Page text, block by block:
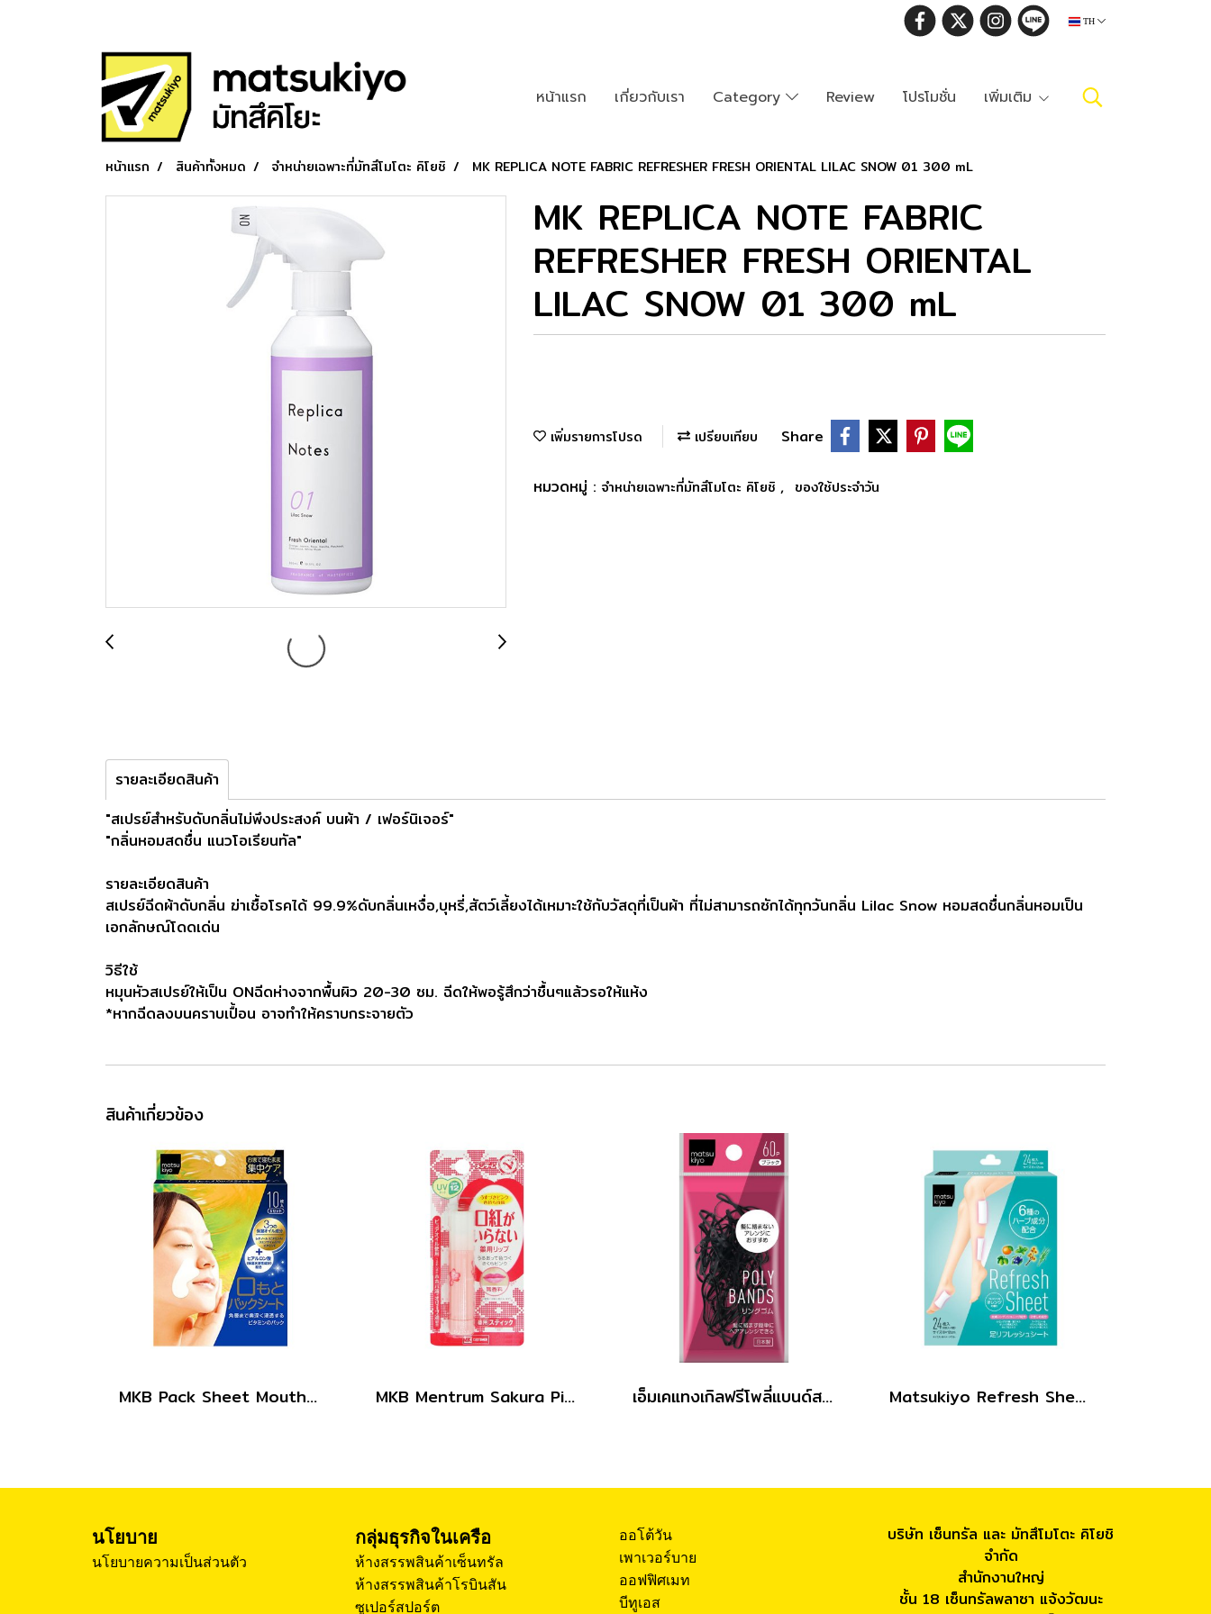
TH
หน้าแรก เกี่ยวกับเรา Category Review โปรโมชั่น เพิ่มเติม
หน้าแรก สินค้าทั้งหมด จำหน่ายเฉพาะที่มัทสึโมโตะ คิโยชิ MK REPLICA NOTE FABRIC REFRESHER FRESH ORIENTAL LILAC SNOW 01 300 mL
MK REPLICA NOTE FABRIC
REFRESHER FRESH ORIENTAL
LILAC SNOW 01 300 mL
เพิ่มรายการโปรด เปรียบเทียบ Share
หมวดหมู่ : จำหน่ายเฉพาะที่มัทสึโมโตะ คิโยชิ , ของใช้ประจำวัน
รายละเอียดสินค้า
"สเปรย์สำหรับดับกลิ่นไม่พึงประสงค์ บนผ้า / เฟอร์นิเจอร์"
"กลิ่นหอมสดชื่น แนวโอเรียนทัล"
รายละเอียดสินค้า
สเปรย์ฉีดผ้าดับกลิ่น ฆ่าเชื้อโรคได้ 99.9%ดับกลิ่นเหงื่อ,บุหรี่,สัตว์เลี้ยงได้เหมาะใช้กับวัสดุที่เป็นผ้า ที่ไม่สามารถซักได้ทุกวันกลิ่น Lilac Snow หอมสดชื่นกลิ่นหอมเป็น
เอกลักษณ์โดดเด่น
วิธีใช้
หมุนหัวสเปรย์ให้เป็น ONฉีดห่างจากพื้นผิว 20-30 ซม. ฉีดให้พอรู้สึกว่าชื้นๆแล้วรอให้แห้ง
*หากฉีดลงบนคราบเปื้อน อาจทำให้คราบกระจายตัว
สินค้าเกี่ยวข้อง
MKB Pack Sheet Mouth 10sheets MKB Mentrum Sakura Pink Lip SPF12 3.5g. เอ็มเคแทงเกิลฟรีโพลี่แบนด์สแบล็ค 60ชิ้น Matsukiyo Refresh Sheet 24pcs.
นโยบาย
นโยบายความเป็นส่วนตัว
กลุ่มธุรกิจในเครือ
ห้างสรรพสินค้าเซ็นทรัล
ห้างสรรพสินค้าโรบินสัน
ซูเปอร์สปอร์ต
ออโต้วัน
เพาเวอร์บาย
ออฟฟิศเมท
บีทูเอส
บริษัท เซ็นทรัล และ มัทสึโมโตะ คิโยชิ
จำกัด
สำนักงานใหญ่
ชั้น 18 เซ็นทรัลพลาซา แจ้งวัฒนะ